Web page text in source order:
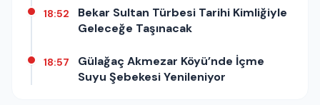
18:52
Bekar Sultan Türbesi Tarihi Kimliğiyle
Geleceğe Taşınacak
18:57
Gülağaç Akmezar Köyü’nde İçme
Suyu Şebekesi Yenileniyor